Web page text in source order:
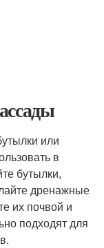
или
в
бутылки,
дренажные
их почвой и
подходят для